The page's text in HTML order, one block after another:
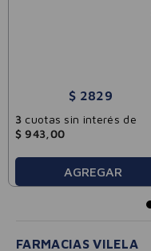
Qsoft
Toallas Húmedas
Clásicas Repuesto 50u
Precio sin impuestos nacionales: